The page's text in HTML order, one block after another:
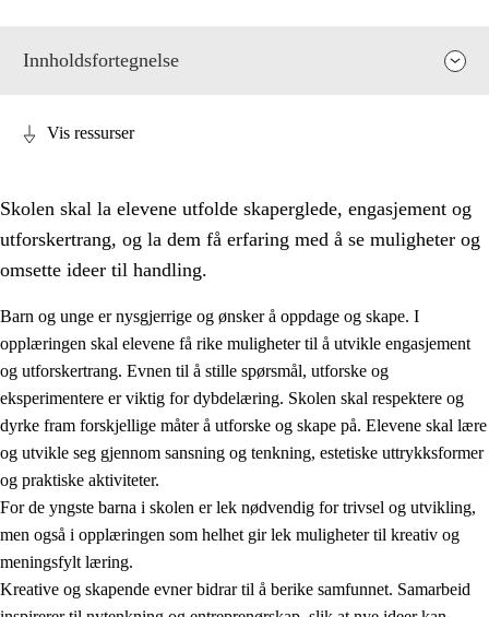
Innholdsfortegnelse
Opplæringens verdigrunnlag
1.1 Menneskeverdet
1.2 Identitet og kulturelt mangfold
1.3 Kritisk tenkning og etisk bevissthet
1.4 Skaperglede, engasjement og utforskertrang
1.5 Respekt for naturen og miljøbevissthet
1.6 Demokrati og medvirkning
Vis ressurser
Skolen skal la elevene utfolde skaperglede, engasjement og
utforskertrang, og la dem få erfaring med å se muligheter og
omsette ideer til handling.
Barn og unge er nysgjerrige og ønsker å oppdage og skape. I
opplæringen skal elevene få rike muligheter til å utvikle engasjement
og utforskertrang. Evnen til å stille spørsmål, utforske og
eksperimentere er viktig for dybdelæring. Skolen skal respektere og
dyrke fram forskjellige måter å utforske og skape på. Elevene skal lære
og utvikle seg gjennom sansning og tenkning, estetiske uttrykksformer
og praktiske aktiviteter.
For de yngste barna i skolen er lek nødvendig for trivsel og utvikling,
men også i opplæringen som helhet gir lek muligheter til kreativ og
meningsfylt læring.
Kreative og skapende evner bidrar til å berike samfunnet. Samarbeid